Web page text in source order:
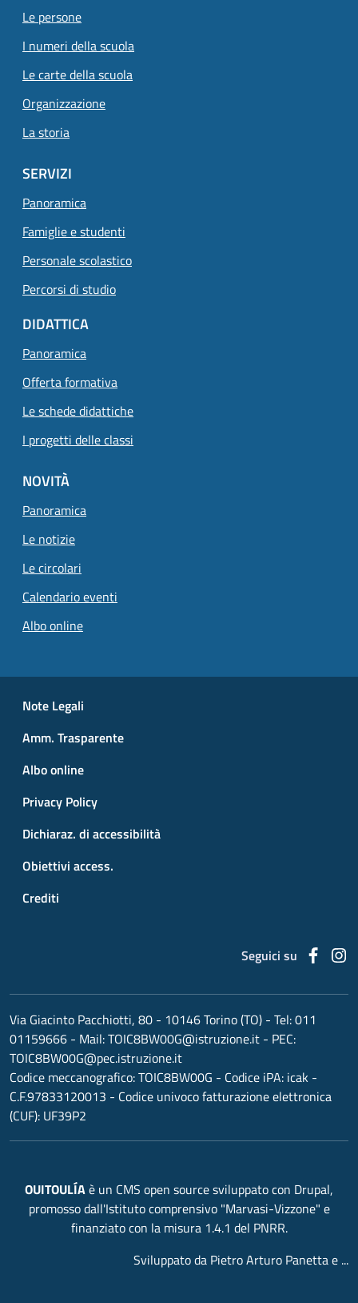
Le persone
I numeri della scuola
Le carte della scuola
Organizzazione
La storia
SERVIZI
Panoramica
Famiglie e studenti
Personale scolastico
Percorsi di studio
DIDATTICA
Panoramica
Offerta formativa
Le schede didattiche
I progetti delle classi
NOVITÀ
Panoramica
Le notizie
Le circolari
Calendario eventi
Albo online
Small prints
Note Legali
Amm. Trasparente
Albo online
Privacy Policy
Dichiaraz. di accessibilità
Obiettivi access.
Crediti
Seguici su
Via Giacinto Pacchiotti, 80 - 10146 Torino (TO) - Tel:011
01159666 - Mail:TOIC8BW00G@istruzione.it - PEC:
TOIC8BW00G@pec.istruzione.it
Codice meccanografico:TOIC8BW00G - Codice iPA: icak -
C.F.97833120013 - Codice univoco fatturazione elettronica
(CUF): UF39P2
OUITOULÍAè un CMS open source sviluppato con Drupal,
promosso dall'Istituto comprensivo "Marvasi-Vizzone" e
finanziato con la misura 1.4.1 del PNRR.
Sviluppato da Pietro Arturo Panetta e ...